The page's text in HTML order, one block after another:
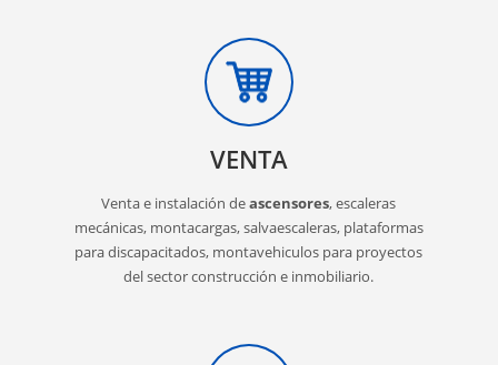
VENTA
Venta e instalación deascensores, escaleras
mecánicas, montacargas, salvaescaleras, plataformas
para discapacitados, montavehiculos para proyectos
del sector construcción e inmobiliario.